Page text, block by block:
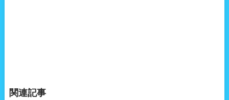
関連記事